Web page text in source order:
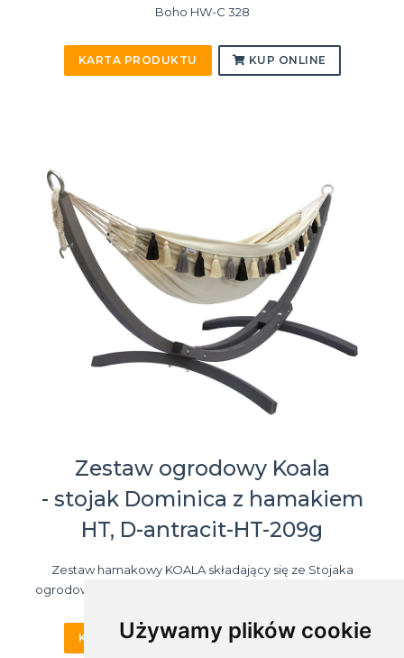
Używamy plików cookie
Boho HW-C 328
KARTA PRODUKTU KUP ONLINE
Zestaw ogrodowy Koala
- stojak Dominica z hamakiem
HT, D-antracit-HT-209g
Zestaw hamakowy KOALA składający się ze Stojaka
ogrodowego Dominica Antracyt i Hamaka Boho HT 209g
KARTA PRODUKTU KUP ONLINE